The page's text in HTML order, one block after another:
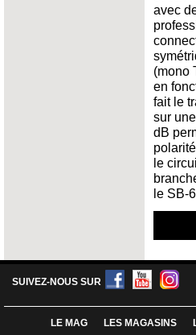
avec
(mono
en
fait le
sur
dB
le
le SB-
SUIVEZ-NOUS SUR
LE MAG LES MAGASINS